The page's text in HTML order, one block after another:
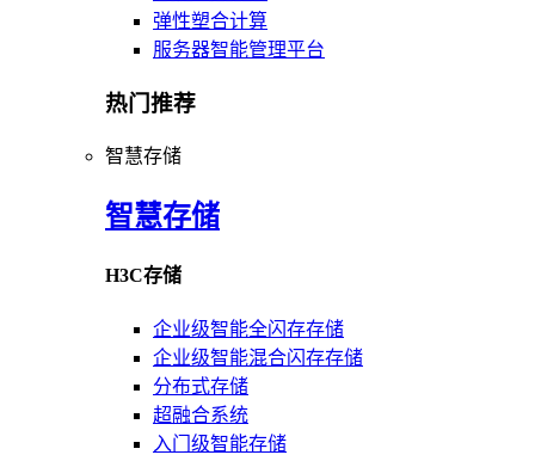
弹性塑合计算
服务器智能管理平台
热门推荐
智慧存储
智慧存储
H3C存储
企业级智能全闪存存储
企业级智能混合闪存存储
分布式存储
超融合系统
入门级智能存储